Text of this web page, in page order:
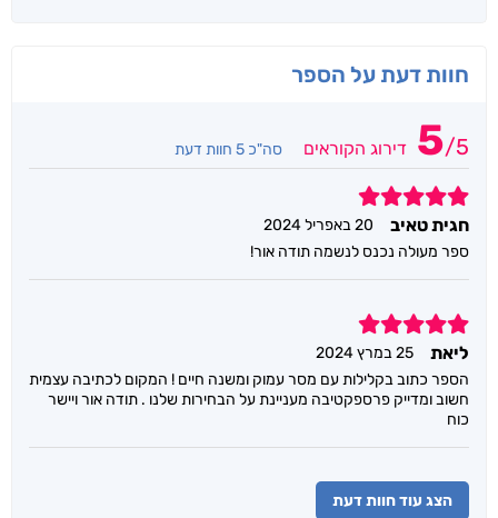
חוות דעת על הספר
5/5 דירוג הקוראים סה"כ 5 חוות דעת
5
חגית טאיב
20 באפריל 2024
ספר מעולה נכנס לנשמה תודה אור!
5
ליאת
25 במרץ 2024
הספר כתוב בקלילות עם מסר עמוק ומשנה חיים ! המקום לכתיבה עצמית
חשוב ומדייק פרספקטיבה מעניינת על הבחירות שלנו . תודה אור ויישר
כוח
הצג עוד חוות דעת